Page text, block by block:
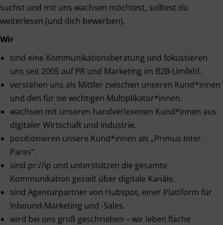
suchst und mit uns wachsen möchtest, solltest du
weiterlesen (und dich bewerben).
Wir
sind eine Kommunikationsberatung und fokussieren
uns seit 2005 auf PR und Marketing im B2B-Umfeld.
verstehen uns als Mittler zwischen unseren Kund*innen
und den für sie wichtigen Multiplikator*innen.
wachsen mit unseren handverlesenen Kund*innen aus
digitaler Wirtschaft und Industrie.
positionieren unsere Kund*innen als „Primus Inter
Pares“.
sind pr://ip und unterstützen die gesamte
Kommunikation gezielt über digitale Kanäle.
sind Agenturpartner von Hubspot, einer Plattform für
Inbound-Marketing und -Sales.
wird bei uns groß geschrieben – wir leben flache